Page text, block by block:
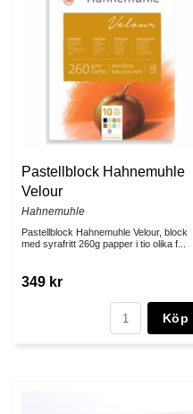
Pastellblock Hahnemuhle
Velour
Hahnemuhle
Pastellblock Hahnemuhle Velour, block
med syrafritt 260g papper i tio olika f...
349 kr
Köp